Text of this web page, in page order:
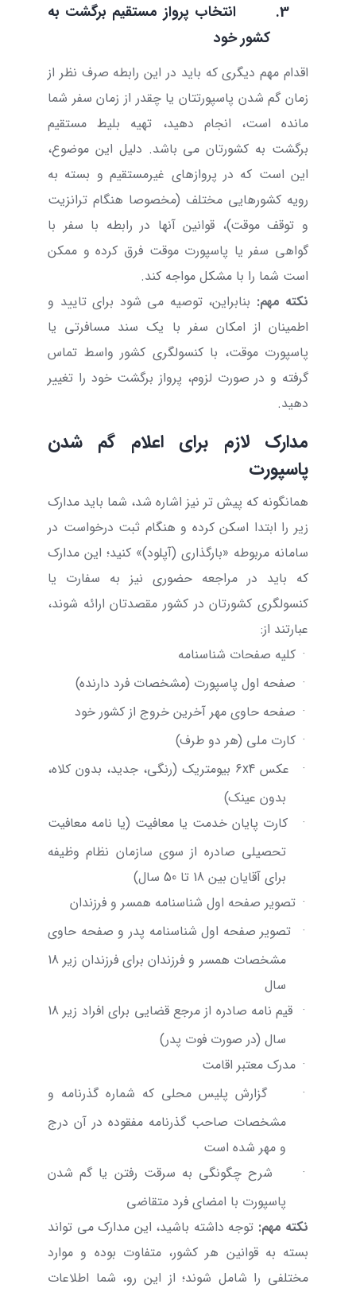
3.
انتخاب پرواز مستقیم برگشت به
کشور خود
اقدام مهم دیگری که باید در این رابطه صرف نظر از
زمان گم شدن پاسپورتتان یا چقدر از زمان سفر شما
مانده است، انجام دهید، تهیه بلیط مستقیم
برگشت به کشورتان می باشد. دلیل این موضوع،
این است که در پروازهای غیرمستقیم و بسته به
رویه کشورهایی مختلف (مخصوصا هنگام ترانزیت
و توقف موقت)، قوانین آنها در رابطه با سفر با
گواهی سفر یا پاسپورت موقت فرق کرده و ممکن
است شما را با مشکل مواجه کند.
نکته مهم: بنابراین، توصیه می شود برای تایید و
اطمینان از امکان سفر با یک سند مسافرتی یا
پاسپورت موقت، با کنسولگری کشور واسط تماس
گرفته و در صورت لزوم، پرواز برگشت خود را تغییر
دهید.
مدارک لازم برای اعلام گم شدن
پاسپورت
همانگونه که پیش تر نیز اشاره شد، شما باید مدارک
زیر را ابتدا اسکن کرده و هنگام ثبت درخواست در
سامانه مربوطه «بارگذاری (آپلود)» کنید؛ این مدارک
که باید در مراجعه حضوری نیز به سفارت یا
کنسولگری کشورتان در کشور مقصدتان ارائه شوند،
عبارتند از:
· کلیه صفحات شناسنامه
· صفحه اول پاسپورت (مشخصات فرد دارنده)
· صفحه حاوی مهر آخرین خروج از کشور خود
· کارت ملی (هر دو طرف)
·
عکس6x4 بیومتریک (رنگی، جدید، بدون کلاه،
بدون عینک)
·
کارت پایان خدمت یا معافیت (یا نامه معافیت
تحصیلی صادره از سوی سازمان نظام وظیفه
برای آقایان بین 18 تا 50 سال)
· تصویر صفحه اول شناسنامه همسر و فرزندان
· تصویر صفحه اول شناسنامه پدر و صفحه حاوی
مشخصات همسر و فرزندان برای فرزندان زیر 18
سال
·
قیم نامه صادره از مرجع قضایی برای افراد زیر 18
سال (در صورت فوت پدر)
· مدرک معتبر اقامت
·
گزارش پلیس محلی که شماره گذرنامه و
مشخصات صاحب گذرنامه مفقوده در آن درج
و مهر شده است
·
شرح چگونگی به سرقت رفتن یا گم شدن
پاسپورت با امضای فرد متقاضی
نکته مهم: توجه داشته باشید، این مدارک می تواند
بسته به قوانین هر کشور، متفاوت بوده و موارد
مختلفی را شامل شوند؛ از این رو، شما اطلاعات